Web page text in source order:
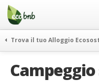
Menu
Salta
contenuto
Offerte Speciali
Regali
Trova il tuo Alloggio
itinerari